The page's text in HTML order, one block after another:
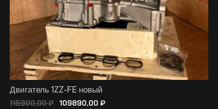
Двигатель 1ZZ-FE новый
115900,00₽ 109890,00 ₽